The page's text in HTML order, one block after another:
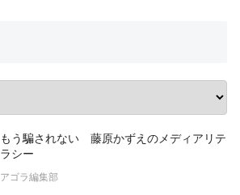
もう騙されない 藤原かずえのメディアリテ
ラシー
アゴラ編集部